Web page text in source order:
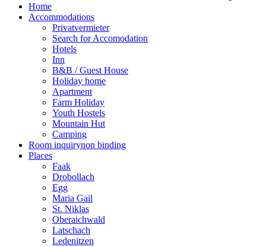
Home
Accommodations
Privatvermieter
Search for Accomodation
Hotels
Inn
B&B / Guest House
Holiday home
Apartment
Farm Holiday
Youth Hostels
Mountain Hut
Camping
Room inquirynon binding
Places
Faak
Drobollach
Egg
Maria Gail
St. Niklas
Oberaichwald
Latschach
Ledenitzen